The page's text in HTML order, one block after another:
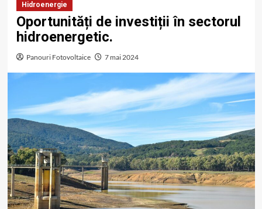
Hidroenergie
Oportunități de investiții în sectorul
hidroenergetic.
Panouri Fotovoltaice 7 mai 2024